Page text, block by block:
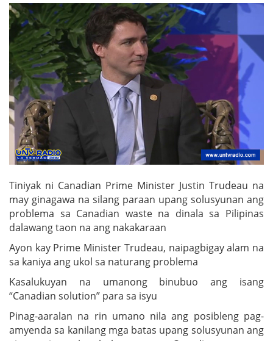
Tiniyak ni Canadian Prime Minister Justin Trudeau na
may ginagawa na silang paraan upang solusyunan ang
problema sa Canadian waste na dinala sa Pilipinas
dalawang taon na ang nakakaraan
Ayon kay Prime Minister Trudeau, naipagbigay alam na
sa kaniya ang ukol sa naturang problema
Kasalukuyan na umanong binubuo ang isang
“Canadian solution” para sa isyu
Pinag-aaralan na rin umano nila ang posibleng pag-
amyenda sa kanilang mga batas upang solusyunan ang